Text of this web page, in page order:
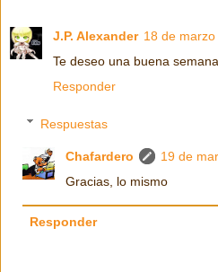
J.P. Alexander 18 de
Te deseo una buena
Responder
Respuestas
Chafardero
19 de
Gracias, lo mismo
Responder